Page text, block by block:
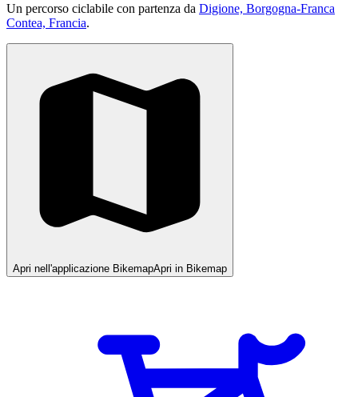
Un percorso ciclabile con partenza da Digione, Borgogna-Franca
Contea, Francia.
Apri nell'applicazione BikemapApri in Bikemap